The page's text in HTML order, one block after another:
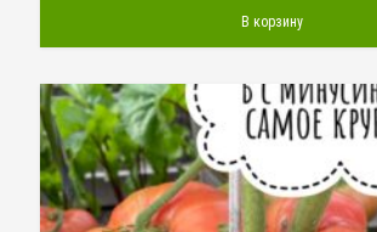
В корзину